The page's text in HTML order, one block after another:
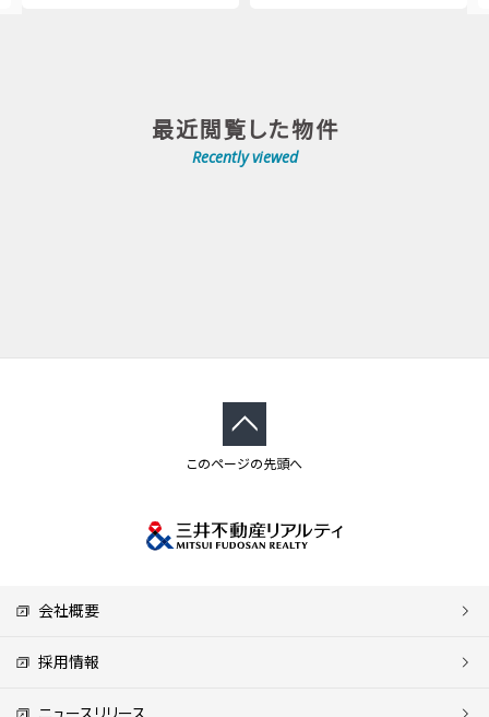
最近閲覧した物件
Recently viewed
このページの先頭へ
会社概要
採用情報